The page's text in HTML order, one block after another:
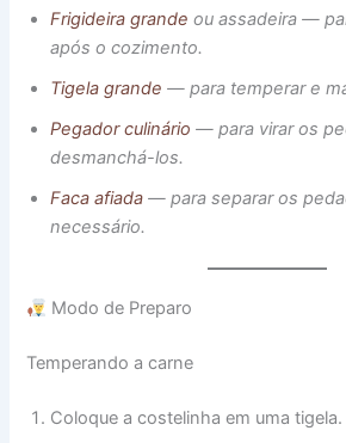
Frigideira grande ou assadeira —
após o cozimento.
Tigela grande — para temperar e
Pegador culinário — para virar os
desmanchá-los.
Faca afiada — para separar os
necessário.
Modo de Preparo
Temperando a carne
Coloque a costelinha em uma tigela.